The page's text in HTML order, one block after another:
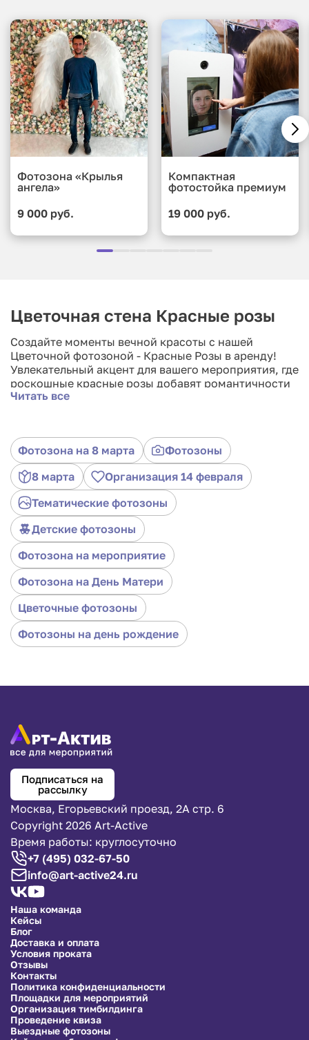
Фотозона «Крылья
ангела»
9 000 руб.
Компактная
фотостойка премиум
19 000 руб.
Цветочная стена Красные розы
Создайте моменты вечной красоты с нашей
Цветочной фотозоной - Красные Розы в аренду!
Увлекательный акцент для вашего мероприятия, где
роскошные красные розы добавят романтичности
и шика в каждую фотографию. Арендуйте эту
запечатлевайте и восхищайтесь красотой розового
великолепия на вашем событии.
Читать все
Фотозона на 8 марта
Фотозоны
8 марта
Организация 14 февраля
Тематические фотозоны
Детские фотозоны
Фотозона на мероприятие
Фотозона на День Матери
Цветочные фотозоны
Фотозоны на день рождение
Подписаться на
рассылку
Москва, Егорьевский проезд, 2А стр. 6
Copyright 2026 Art-Active
Время работы: круглосуточно
+7 (495) 032-67-50
info@art-active24.ru
Наша команда
Кейсы
Блог
Доставка и оплата
Условия проката
Отзывы
Контакты
Политика конфиденциальности
Площадки для мероприятий
Организация тимбилдинга
Проведение квиза
Выездные фотозоны